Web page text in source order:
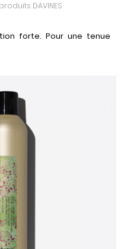
DAVINES
forte. Pour une tenue